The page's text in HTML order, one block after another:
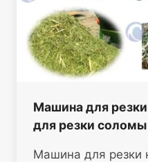
Машина для
для резки соломы
Машина для резки